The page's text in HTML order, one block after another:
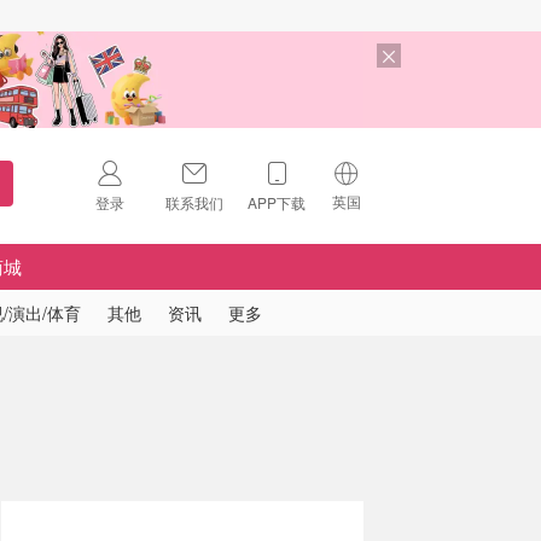
登录 联系我们 APP下载 英国
🇺🇸
🇨🇳
中国
城
演出/体育 其他 资讯 更多